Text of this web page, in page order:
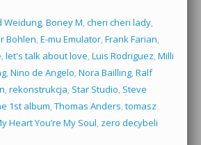
Weidung, Boney M, cheri cheri lady,
Bohlen, E-mu Emulator, Frank Farian,
, let's talk about love, Luis Rodriguez, Milli
, Nino de Angelo, Nora Bailling, Ralf
, rekonstrukcja, Star Studio, Steve
1st album, Thomas Anders, tomasz
Heart You’re My Soul, zero decybeli